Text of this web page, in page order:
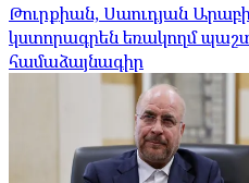
Թուրքիան, Սաուդյան
կստորագրեն եռակողմ
համաձայնագիր